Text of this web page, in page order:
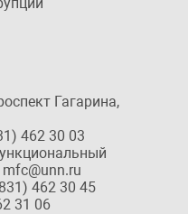
Гагарина,
462 30 03
462 30 45
31 06